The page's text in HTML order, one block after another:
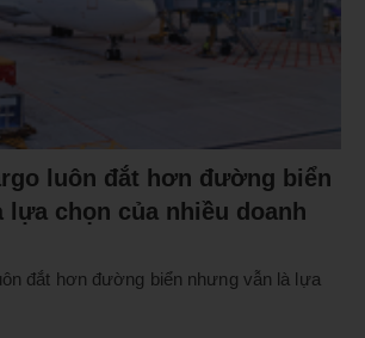
luôn đắt hơn đường biển
lựa chọn của nhiều doanh
đắt hơn đường biển nhưng vẫn là lựa